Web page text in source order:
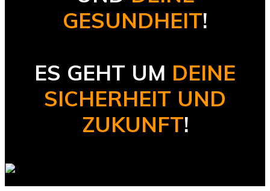
GESUNDHEIT!
ES GEHT UM DEINE
SICHERHEIT UND
ZUKUNFT!